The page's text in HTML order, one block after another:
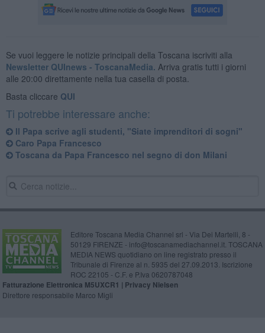
Se vuoi leggere le notizie principali della Toscana iscriviti alla
Newsletter QUInews - ToscanaMedia. Arriva gratis tutti i giorni
alle 20:00 direttamente nella tua casella di posta.
Basta cliccare QUI
Ti potrebbe interessare anche:
Il Papa scrive agli studenti, "Siate imprenditori di sogni"
Caro Papa Francesco
Toscana da Papa Francesco nel segno di don Milani
Editore Toscana Media Channel srl - Via Dei Martelli, 8 -
50129 FIRENZE - info@toscanamediachannel.it. TOSCANA
MEDIA NEWS quotidiano on line registrato presso il
Tribunale di Firenze al n. 5935 del 27.09.2013. Iscrizione
ROC 22105 - C.F. e P.Iva 0620787048
Fatturazione Elettronica M5UXCR1 | Privacy Nielsen
Direttore responsabile Marco Migli